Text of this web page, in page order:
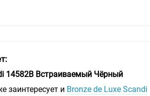
14582B Встраиваемый Чёрный
заинтересует и Bronze de Luxe Scandi